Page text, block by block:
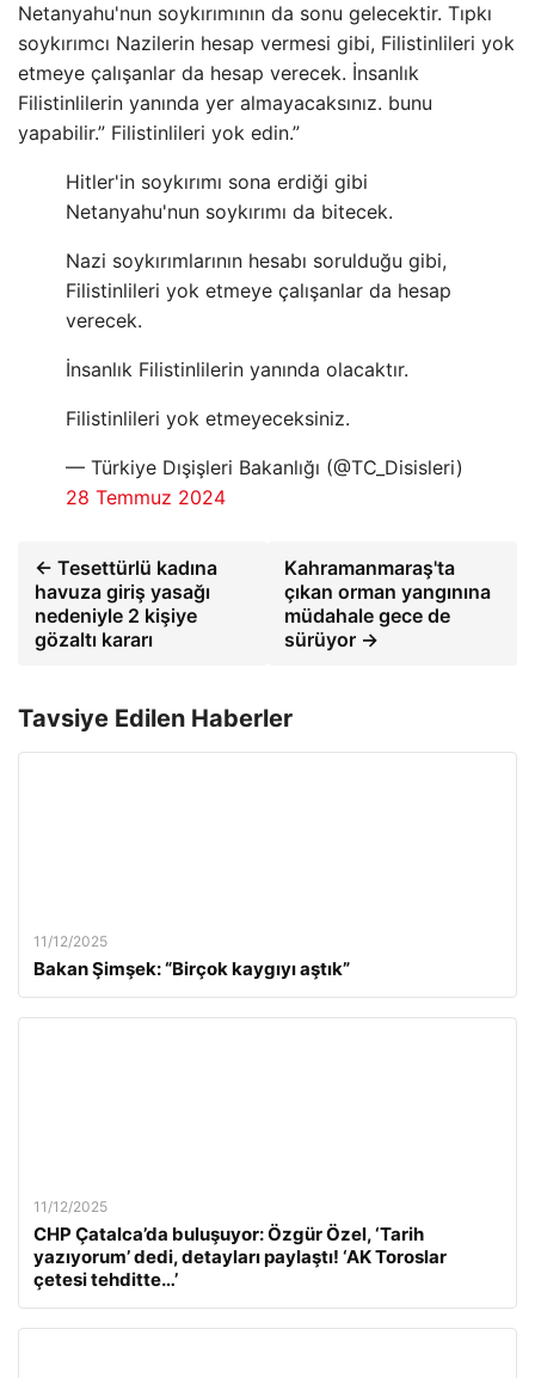
Netanyahu'nun soykırımının da sonu gelecektir. Tıpkı
soykırımcı Nazilerin hesap vermesi gibi, Filistinlileri yok
etmeye çalışanlar da hesap verecek. İnsanlık
Filistinlilerin yanında yer almayacaksınız. bunu
yapabilir.” Filistinlileri yok edin.”
Hitler'in soykırımı sona erdiği gibi
Netanyahu'nun soykırımı da bitecek.
Nazi soykırımlarının hesabı sorulduğu gibi,
Filistinlileri yok etmeye çalışanlar da hesap
verecek.
İnsanlık Filistinlilerin yanında olacaktır.
Filistinlileri yok etmeyeceksiniz.
— Türkiye Dışişleri Bakanlığı (@TC_Disisleri)
28 Temmuz 2024
← Tesettürlü kadına
havuza giriş yasağı
nedeniyle 2 kişiye
gözaltı kararı
Kahramanmaraş'ta
çıkan orman yangınına
müdahale gece de
sürüyor →
Tavsiye Edilen Haberler
11/12/2025
Bakan Şimşek: “Birçok kaygıyı aştık”
11/12/2025
CHP Çatalca’da buluşuyor: Özgür Özel, ‘Tarih
yazıyorum’ dedi, detayları paylaştı! ‘AK Toroslar
çetesi tehditte…’